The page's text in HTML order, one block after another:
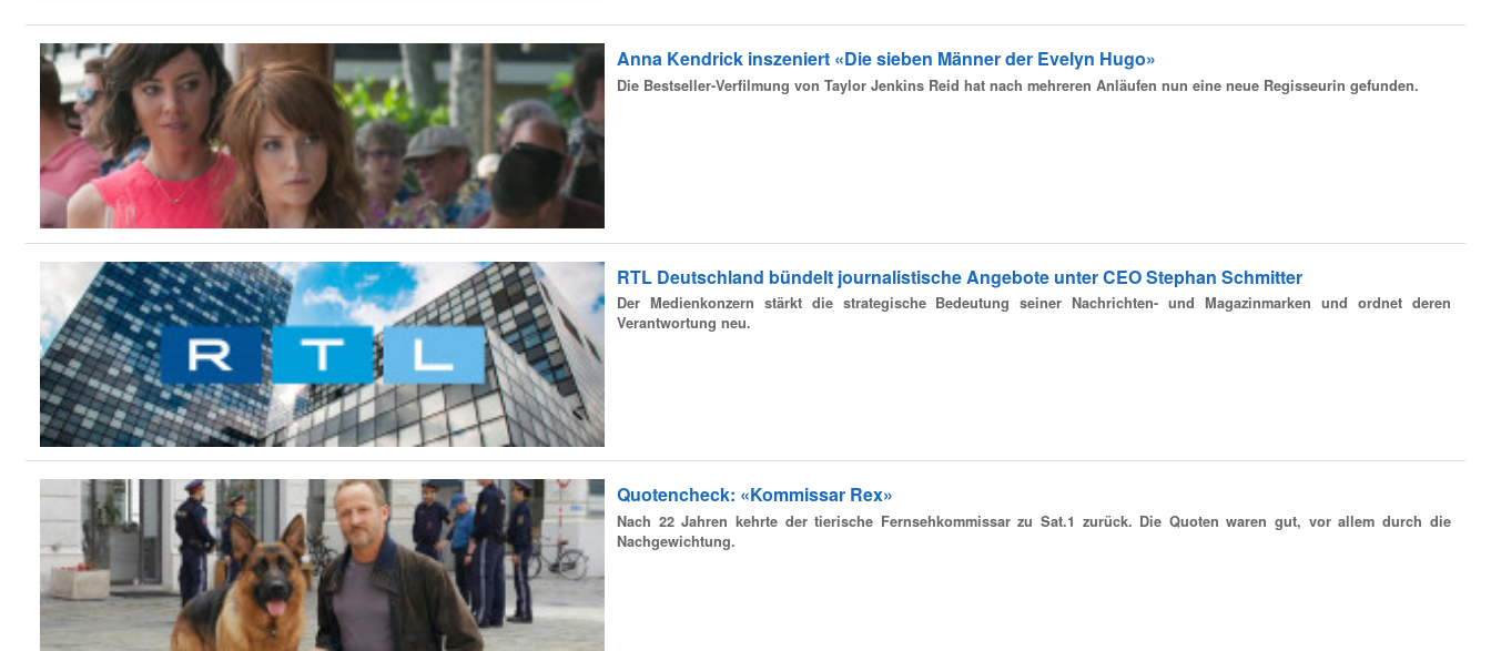
Anna Kendrick inszeniert «Die sieben Männer der Evelyn Hugo»
Die Bestseller-Verfilmung von Taylor Jenkins Reid hat nach mehreren Anläufen nun eine neue Regisseurin gefunden.
RTL Deutschland bündelt journalistische Angebote unter CEO Stephan Schmitter
Der Medienkonzern stärkt die strategische Bedeutung seiner Nachrichten- und Magazinmarken und ordnet deren
Verantwortung neu.
Quotencheck: «Kommissar Rex»
Nach 22 Jahren kehrte der tierische Fernsehkommissar zu Sat.1 zurück. Die Quoten waren gut, vor allem durch die
Nachgewichtung.